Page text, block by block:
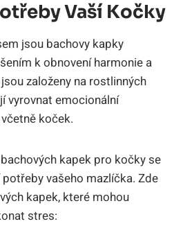
Vaší Kočky
jsou bachovy kapky
k obnovení harmonie a
založeny na rostlinných
vyrovnat emocionální
koček.
kapek pro kočky se
vašeho mazlíčka. Zde
kapek, které mohou
stres: